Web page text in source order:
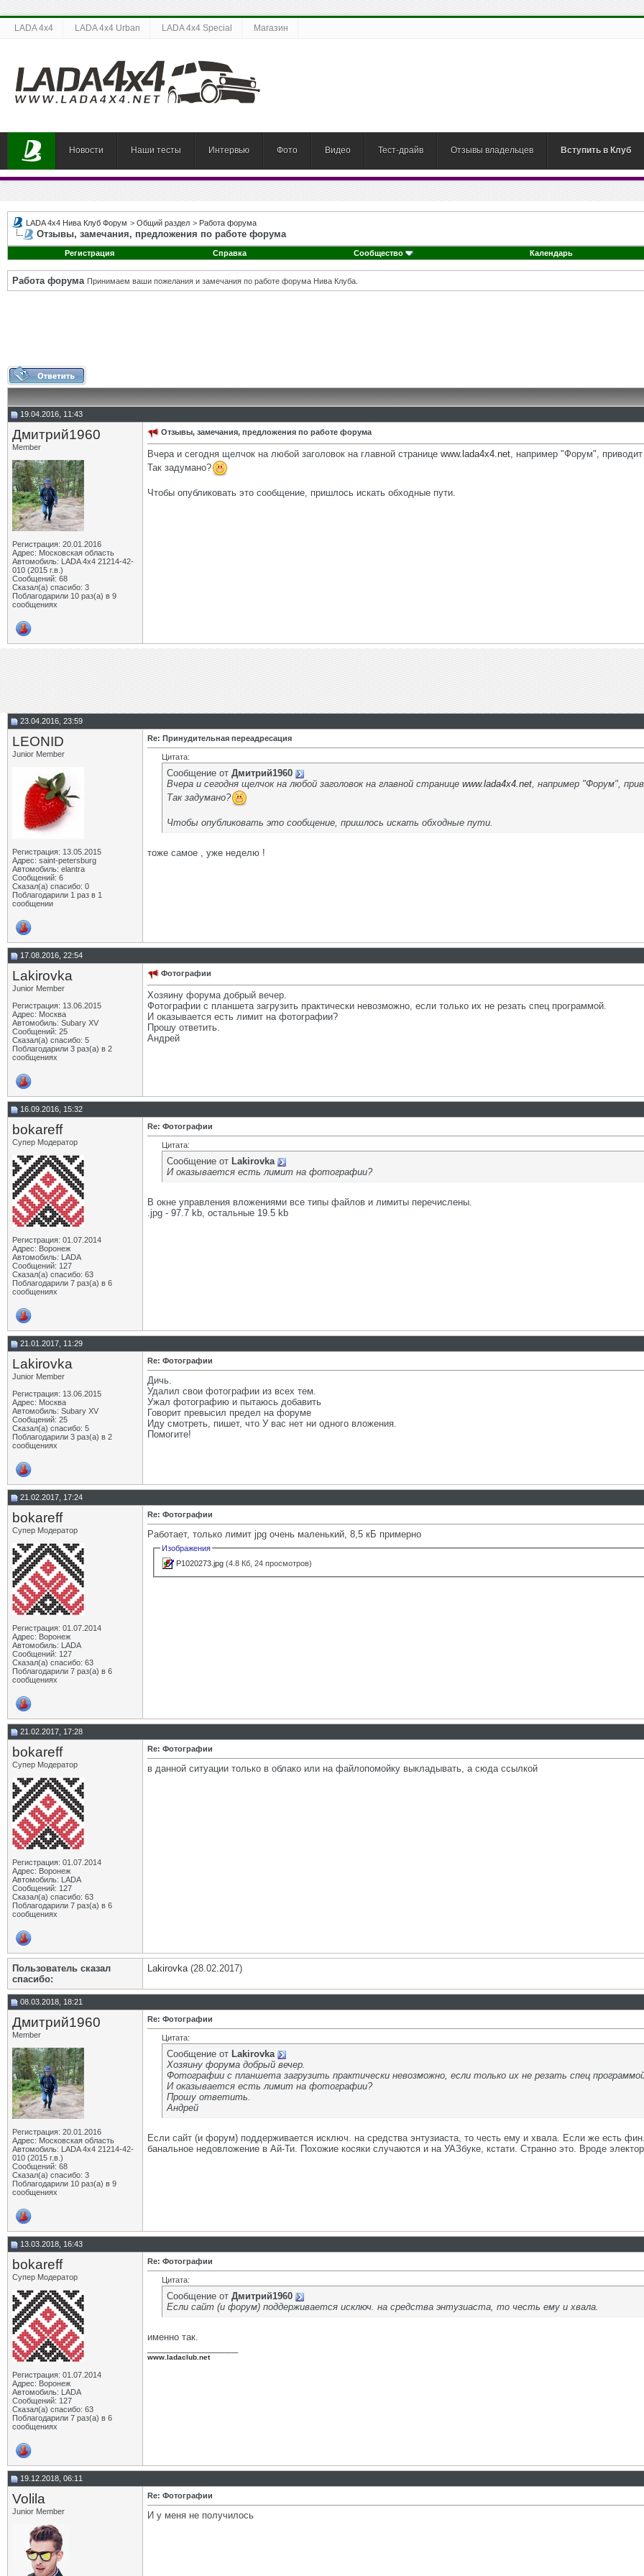
LADA 4x4 LADA 4x4 Urban LADA 4x4 Special Магазин
Новости Наши тесты Интервью Фото Видео Тест-драйв Отзывы владельцев Вступить в Клуб
LADA 4x4 Нива Клуб Форум > Общий раздел > Работа форума
Отзывы, замечания, предложения по работе форума
Регистрация Справка Сообщество Календарь
Работа форума Принимаем ваши пожелания и замечания по работе форума Нива Клуба.
19.04.2016, 11:43
Дмитрий1960
Member
Регистрация: 20.01.2016
Адрес: Московская область
Автомобиль: LADA 4x4 21214-42-
010 (2015 г.в.)
Сообщений: 68
Сказал(а) спасибо: 3
Поблагодарили 10 раз(а) в 9
сообщениях
Отзывы, замечания, предложения по работе форума
Вчера и сегодня щелчок на любой заголовок на главной странице www.lada4x4.net, например "Форум",
Так задумано?
Чтобы опубликовать это сообщение, пришлось искать обходные пути.
23.04.2016, 23:59
LEONID
Junior Member
Регистрация: 13.05.2015
Адрес: saint-petersburg
Автомобиль: elantra
Сообщений: 6
Сказал(а) спасибо: 0
Поблагодарили 1 раз в 1
сообщении
Re: Принудительная переадресация
Цитата:
Сообщение от Дмитрий1960
Вчера и сегодня щелчок на любой заголовок на главной странице www.lada4x4.net, например "Форум",
Так задумано?
Чтобы опубликовать это сообщение, пришлось искать обходные пути.
тоже самое , уже неделю !
17.08.2016, 22:54
Lakirovka
Junior Member
Регистрация: 13.06.2015
Адрес: Москва
Автомобиль: Subary XV
Сообщений: 25
Сказал(а) спасибо: 5
Поблагодарили 3 раз(а) в 2
сообщениях
Фотографии
Хозяину форума добрый вечер.
Фотографии с планшета загрузить практически невозможно, если только их не резать спец программой.
И оказывается есть лимит на фотографии?
Прошу ответить.
Андрей
16.09.2016, 15:32
bokareff
Супер Модератор
Регистрация: 01.07.2014
Адрес: Воронеж
Автомобиль: LADA
Сообщений: 127
Сказал(а) спасибо: 63
Поблагодарили 7 раз(а) в 6
сообщениях
Re: Фотографии
Цитата:
Сообщение от Lakirovka
И оказывается есть лимит на фотографии?
В окне управления вложениями все типы файлов и лимиты перечислены.
.jpg - 97.7 kb, остальные 19.5 kb
21.01.2017, 11:29
Lakirovka
Junior Member
Регистрация: 13.06.2015
Адрес: Москва
Автомобиль: Subary XV
Сообщений: 25
Сказал(а) спасибо: 5
Поблагодарили 3 раз(а) в 2
сообщениях
Re: Фотографии
Дичь.
Удалил свои фотографии из всех тем.
Ужал фотографию и пытаюсь добавить
Говорит превысил предел на форуме
Иду смотреть, пишет, что У вас нет ни одного вложения.
Помогите!
21.02.2017, 17:24
bokareff
Супер Модератор
Регистрация: 01.07.2014
Адрес: Воронеж
Автомобиль: LADA
Сообщений: 127
Сказал(а) спасибо: 63
Поблагодарили 7 раз(а) в 6
сообщениях
Re: Фотографии
Работает, только лимит jpg очень маленький, 8,5 кБ примерно
Изображения
P1020273.jpg (4.8 Кб, 24 просмотров)
21.02.2017, 17:28
bokareff
Супер Модератор
Регистрация: 01.07.2014
Адрес: Воронеж
Автомобиль: LADA
Сообщений: 127
Сказал(а) спасибо: 63
Поблагодарили 7 раз(а) в 6
сообщениях
Re: Фотографии
в данной ситуации только в облако или на файлопомойку выкладывать, а сюда ссылкой
Пользователь сказал
cпасибо:
Lakirovka(28.02.2017)
08.03.2018, 18:21
Дмитрий1960
Member
Регистрация: 20.01.2016
Адрес: Московская область
Автомобиль: LADA 4x4 21214-42-
010 (2015 г.в.)
Сообщений: 68
Сказал(а) спасибо: 3
Поблагодарили 10 раз(а) в 9
сообщениях
Re: Фотографии
Цитата:
Сообщение от Lakirovka
Хозяину форума добрый вечер.
Фотографии с планшета загрузить практически невозможно, если только их не резать спец
И оказывается есть лимит на фотографии?
Прошу ответить.
Андрей
Если сайт (и форум) поддерживается исключ. на средства энтузиаста, то честь ему и хвала. Если же есть
банальное недовложение в Ай-Ти. Похожие косяки случаются и на УАЗбуке, кстати. Странно это. Вроде
13.03.2018, 16:43
bokareff
Супер Модератор
Регистрация: 01.07.2014
Адрес: Воронеж
Автомобиль: LADA
Сообщений: 127
Сказал(а) спасибо: 63
Поблагодарили 7 раз(а) в 6
сообщениях
Re: Фотографии
Цитата:
Сообщение от Дмитрий1960
Если сайт (и форум) поддерживается исключ. на средства энтузиаста, то честь ему и хвала.
именно так.
www.ladaclub.net
19.12.2018, 06:11
Volila
Junior Member
Re: Фотографии
И у меня не получилось